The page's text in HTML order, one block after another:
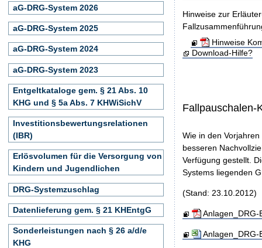
Hinweise zur
Hinweise
Download-Hilfe?
Fallpauschalen-
Wie in den
besseren
Verfügung gestellt.
Systems liegenden
(Stand: 23.10.2012)
Anlagen_DRG-
Anlagen_DRG-
aG-DRG-System 2026
aG-DRG-System 2025
aG-DRG-System 2024
aG-DRG-System 2023
Entgeltkataloge gem. § 21 Abs. 10
KHG und § 5a Abs. 7 KHWiSichV
Investitionsbewertungsrelationen
(IBR)
Erlösvolumen für die Versorgung von
Kindern und Jugendlichen
DRG-Systemzuschlag
Datenlieferung gem. § 21 KHEntgG
Sonderleistungen nach § 26 a/d/e
KHG